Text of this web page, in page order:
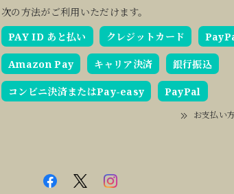
次の方法がご利用いただけます。
PAY ID あと払い
クレジットカード
Amazon Pay キャリア決済 銀行振込
コンビニ決済またはPay-easy PayPal
お支払い